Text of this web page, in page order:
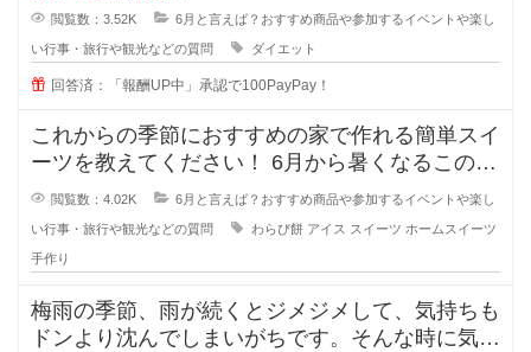
閲覧数：3.52K 6月と言えば？おすすめ商品や参加するイベントや楽し
い行事・旅行や観光などの質問 ダイエット
回答済：「報酬UP中」承認で100PayPay！
これからの季節におすすめの家で作れる簡単スイ
ーツを教えてください！ 6月から暑くなるこの季
節におすすめの子どもと作
閲覧数：4.02K 6月と言えば？おすすめ商品や参加するイベントや楽し
い行事・旅行や観光などの質問 わらび餅 アイス スイーツ ホームスイーツ
手作り
梅雨の季節、雨が続くとジメジメして、気持ちも
ドンより沈んでしまいがちです。そんな時に気持